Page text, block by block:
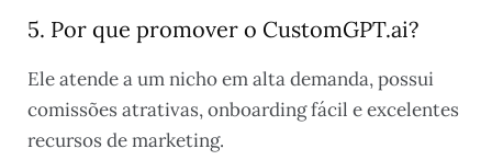
5. Por que promover o CustomGPT.ai?
Ele atende a um nicho em alta demanda, possui
comissões atrativas, onboarding fácil e excelentes
recursos de marketing.